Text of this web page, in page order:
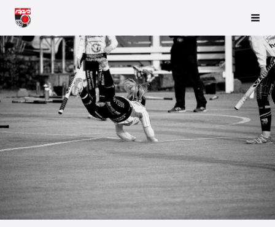
Siirry
sivun
sisältöön
Räpsä ry